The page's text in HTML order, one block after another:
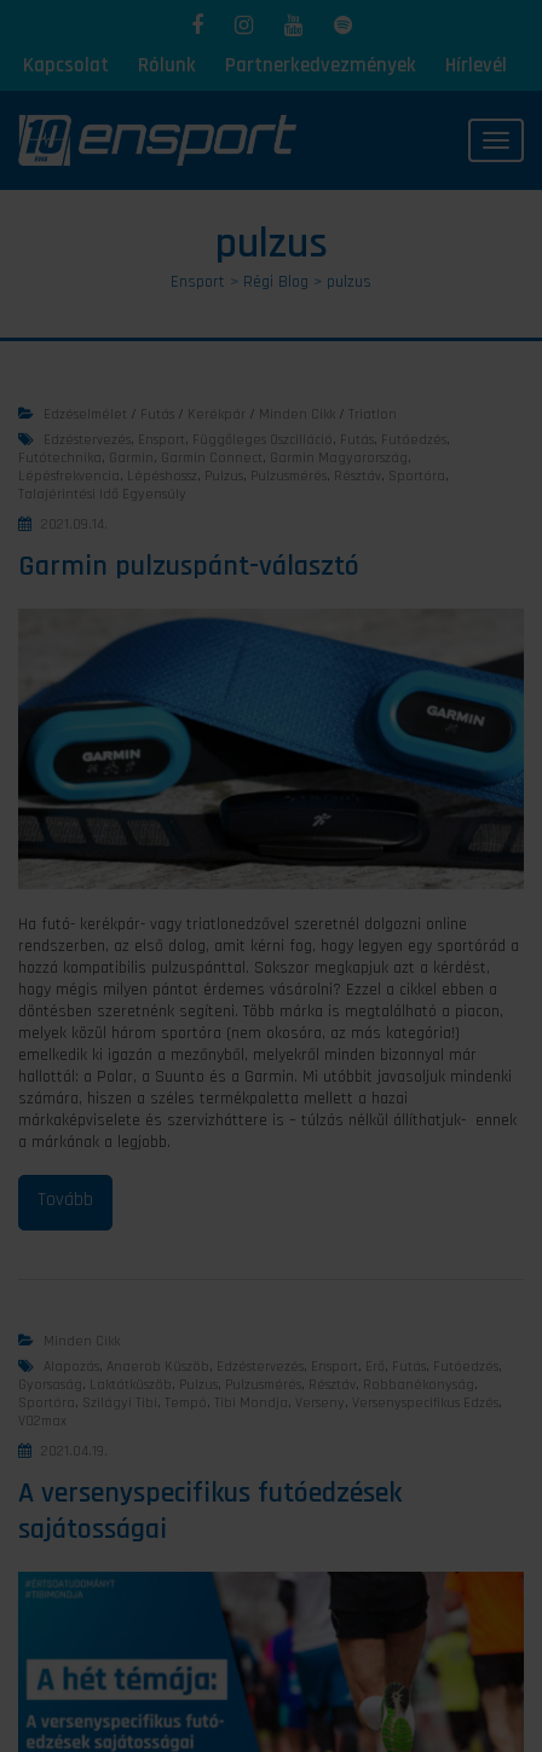
Kapcsolat Rólunk Partnerkedvezmények Hírlevél
pulzus
Ensport > Régi Blog > pulzus
Edzéselmélet / Futás / Kerékpár / Minden Cikk / Triatlon
Edzéstervezés, Ensport , Függőleges Oszcilláció , Futás, Futóedzés,
Futótechnika, Garmin , Garmin Connect , Garmin Magyarország,
Lépésfrekvencia, Lépéshossz, Pulzus, Pulzusmérés, Résztáv , Sportóra,
Talajérintési Idő Egyensúly
2021.09.14.
Garmin pulzuspánt-választó
Ha futó- kerékpár- vagy triatlonedzővel szeretnél dolgozni online
rendszerben, az első dolog, amit kérni fog, hogy legyen egy sportórád a
hozzá kompatibilis pulzuspánttal. Sokszor megkapjuk azt a kérdést,
hogy mégis milyen pántot érdemes vásárolni? Ezzel a cikkel ebben a
döntésben szeretnénk segíteni. Több márka is megtalálható a piacon,
melyek közül három sportóra (nem okosóra, az más kategória!)
emelkedik ki igazán a mezőnyből, melyekről minden bizonnyal már
hallottál: a Polar, a Suunto és a Garmin. Mi utóbbit javasoljuk mindenki
számára, hiszen a széles termékpaletta mellett a hazai
márkaképviselete és szervizháttere is – túlzás nélkül állíthatjuk- ennek
a márkának a legjobb.
Minden Cikk
Alapozás, Anaerob Küszöb , Edzéstervezés, Ensport , Erő, Futás, Futóedzés,
Gyorsaság, Laktátküszöb , Pulzus, Pulzusmérés, Résztáv , Robbanékonyság,
Sportóra, Szilágyi Tibi, Tempó , Tibi Mondja, Verseny, Versenyspecifikus Edzés,
VO2max
2021.04.19.
A versenyspecifikus futóedzések
sajátosságai